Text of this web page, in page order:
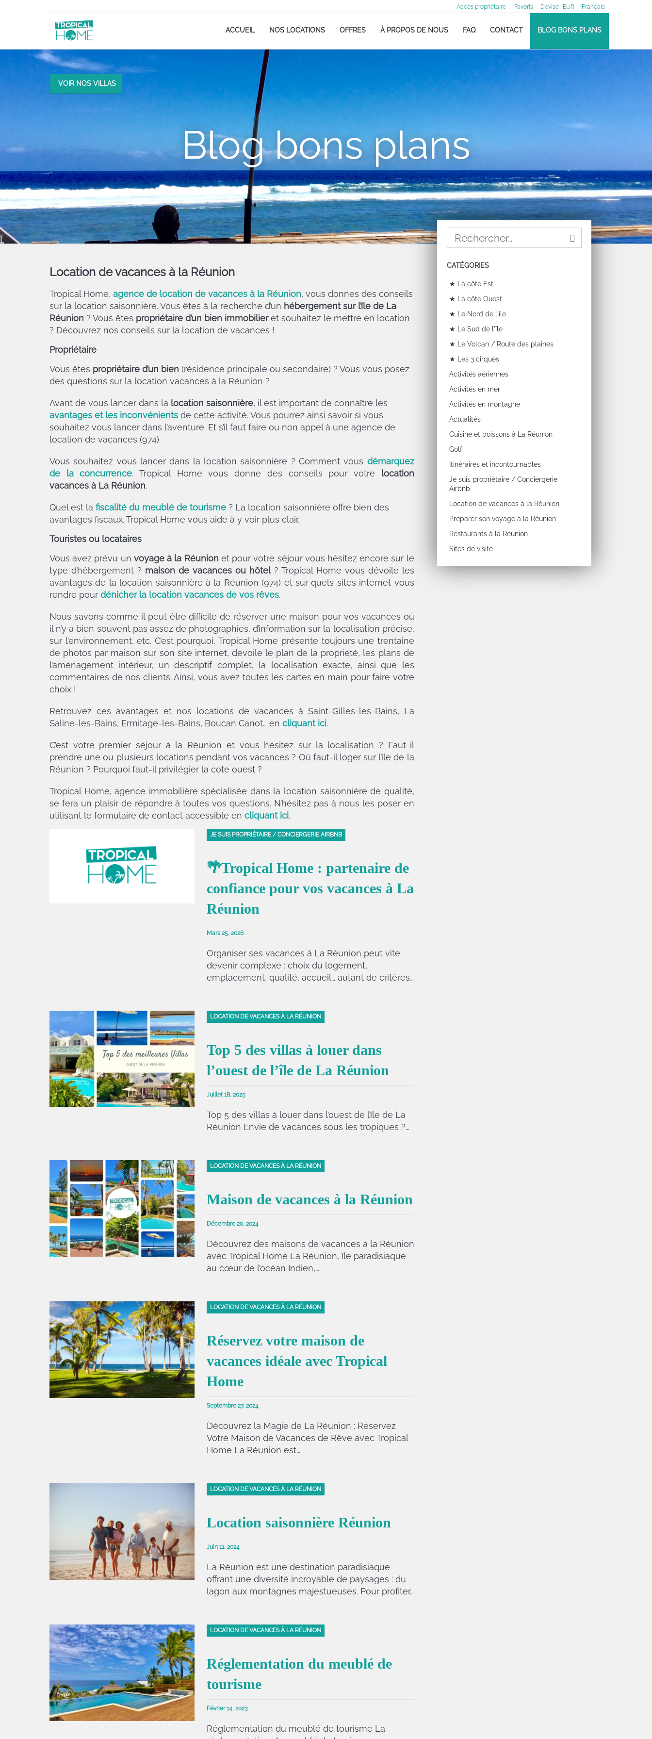
Français
Devise : EUR
Favoris
Accès propriétaire
ACCUEIL NOS LOCATIONS OFFRES À PROPOS DE NOUS FAQ CONTACT BLOG BONS PLANS
VOIR NOS VILLAS
Blog bons plans
Location de vacances à la Réunion
Tropical Home, agence de location de vacances à la Réunion, vous donnes des conseils
sur la location saisonnière. Vous êtes à la recherche d’un hébergement sur l’île de La
Réunion ? Vous êtes propriétaire d’un bien immobilieret souhaitez le mettre en location
? Découvrez nos conseils sur la location de vacances !
Propriétaire
Vous êtes propriétaire d’un bien (résidence principale ou secondaire) ? Vous vous posez
des questions sur la location vacances à la Réunion ?
Avant de vous lancer dans la location saisonnière, il est important de connaître les
avantages et les inconvénients de cette activité. Vous pourrez ainsi savoir si vous
souhaitez vous lancer dans l’aventure. Et s’il faut faire ou non appel à une agence de
location de vacances (974).
Vous souhaitez vous lancer dans la location saisonnière ? Comment vous démarquez
de la concurrence. Tropical Home vous donne des conseils pour votre location
vacances à La Réunion.
Quel est la fiscalité du meublé de tourisme ? La location saisonnière offre bien des
avantages fiscaux. Tropical Home vous aide à y voir plus clair.
Touristes ou locataires
Vous avez prévu un voyage à la Réunion et pour votre séjour vous hésitez encore sur le
type d’hébergement ? maison de vacances ou hôtel? Tropical Home vous dévoile les
avantages de la location saisonnière à la Réunion (974) et sur quels sites internet vous
rendre pour dénicher la location vacances de vos rêves.
Nous savons comme il peut être difficile de réserver une maison pour vos vacances où
il n’y a bien souvent pas assez de photographies, d’information sur la localisation précise,
sur l’environnement, etc. C’est pourquoi, Tropical Home présente toujours une trentaine
de photos par maison sur son site internet, dévoile le plan de la propriété, les plans de
l’aménagement intérieur, un descriptif complet, la localisation exacte, ainsi que les
commentaires de nos clients. Ainsi, vous avez toutes les cartes en main pour faire votre
choix !
Retrouvez ces avantages et nos locations de vacances à Saint-Gilles-les-Bains, La
Saline-les-Bains, Ermitage-les-Bains, Boucan Canot… en cliquant ici.
C’est votre premier séjour à la Réunion et vous hésitez sur la localisation ? Faut-il
prendre une ou plusieurs locations pendant vos vacances ? Où faut-il loger sur l’île de la
Réunion ? Pourquoi faut-il privilégier la cote ouest ?
Tropical Home, agence immobilière spécialisée dans la location saisonnière de qualité,
se fera un plaisir de répondre à toutes vos questions. N’hésitez pas à nous les poser en
utilisant le formulaire de contact accessible en cliquant ici.
JE SUIS PROPRIÉTAIRE / CONCIERGERIE AIRBNB
🌴Tropical Home : partenaire de
confiance pour vos vacances à La
Réunion
Mars 25, 2026
Organiser ses vacances à La Réunion peut vite
devenir complexe : choix du logement,
emplacement, qualité, accueil… autant de critères…
LOCATION DE VACANCES À LA RÉUNION
Top 5 des villas à louer dans
l’ouest de l’île de La Réunion
Juillet 18, 2025
Top 5 des villas à louer dans l’ouest de l’île de La
Réunion Envie de vacances sous les tropiques ?…
LOCATION DE VACANCES À LA RÉUNION
Maison de vacances à la Réunion
Décembre 20, 2024
Découvrez des maisons de vacances à la Réunion
avec Tropical Home La Réunion, île paradisiaque
au cœur de l’océan Indien,…
LOCATION DE VACANCES À LA RÉUNION
Réservez votre maison de
vacances idéale avec Tropical
Home
Septembre 27, 2024
Découvrez la Magie de La Réunion : Réservez
Votre Maison de Vacances de Rêve avec Tropical
Home La Réunion est…
LOCATION DE VACANCES À LA RÉUNION
Location saisonnière Réunion
Juin 11, 2024
La Réunion est une destination paradisiaque
offrant une diversité incroyable de paysages : du
lagon aux montagnes majestueuses. Pour profiter…
LOCATION DE VACANCES À LA RÉUNION
Réglementation du meublé de
tourisme
Février 14, 2023
Réglementation du meublé de tourisme La
CATÉGORIES
★ La côte Est
★ La côte Ouest
★ Le Nord de l'île
★ Le Sud de l'île
★ Le Volcan / Route des plaines
★ Les 3 cirques
Activités aériennes
Activités en mer
Activités en montagne
Actualités
Cuisine et boissons à La Réunion
Golf
Itinéraires et incontournables
Je suis propriétaire / Conciergerie
Airbnb
Location de vacances à la Réunion
Préparer son voyage à la Réunion
Restaurants à la Réunion
Sites de visite